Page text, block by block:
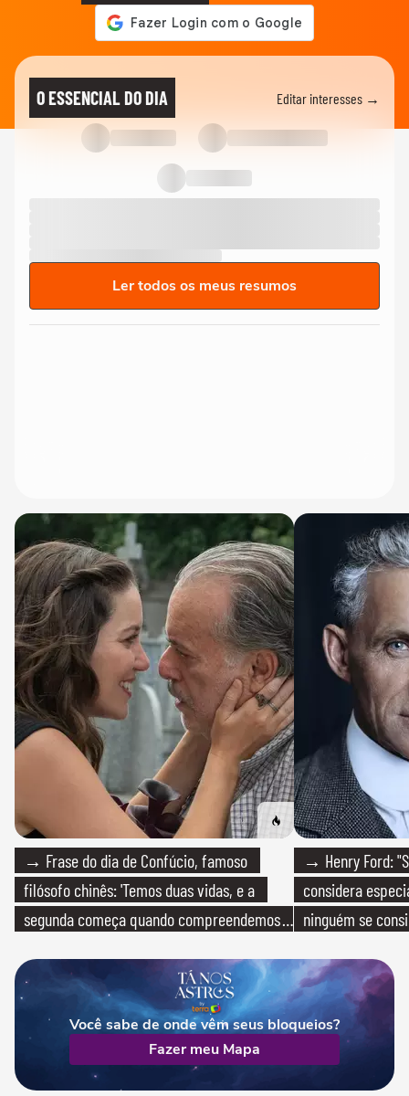
O ESSENCIAL DO DIA Editar interesses →
Ler todos os meus resumos
→ Frase do dia de Confúcio, famoso
filósofo chinês: 'Temos duas vidas, e a
segunda começa quando compreendemos
→ Henry Ford:
considera
ninguém se
Você sabe de onde vêm seus bloqueios?
Fazer meu Mapa